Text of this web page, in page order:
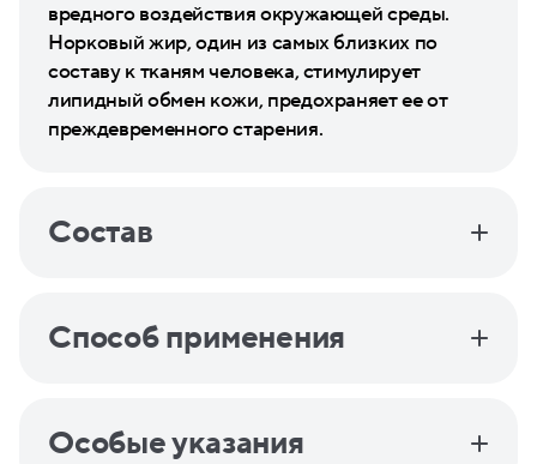
вредного воздействия окружающей среды.
Норковый жир, один из самых близких по
составу к тканям человека, стимулирует
липидный обмен кожи, предохраняет ее от
преждевременного старения.
Состав
Способ применения
Особые указания